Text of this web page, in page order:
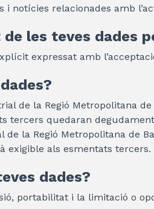
notícies relacionades amb
les teves dades
expressat amb
de la Regió Metropolitana
tercers quedaran
de la Regió Metropolitana de
exigible als esmentats tercers.
dades?
portabilitat i la limitació o